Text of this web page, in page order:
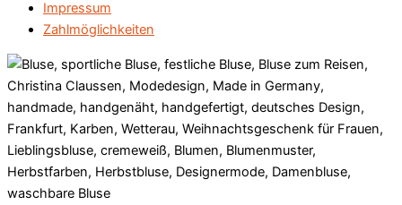
Impressum
Zahlmöglichkeiten